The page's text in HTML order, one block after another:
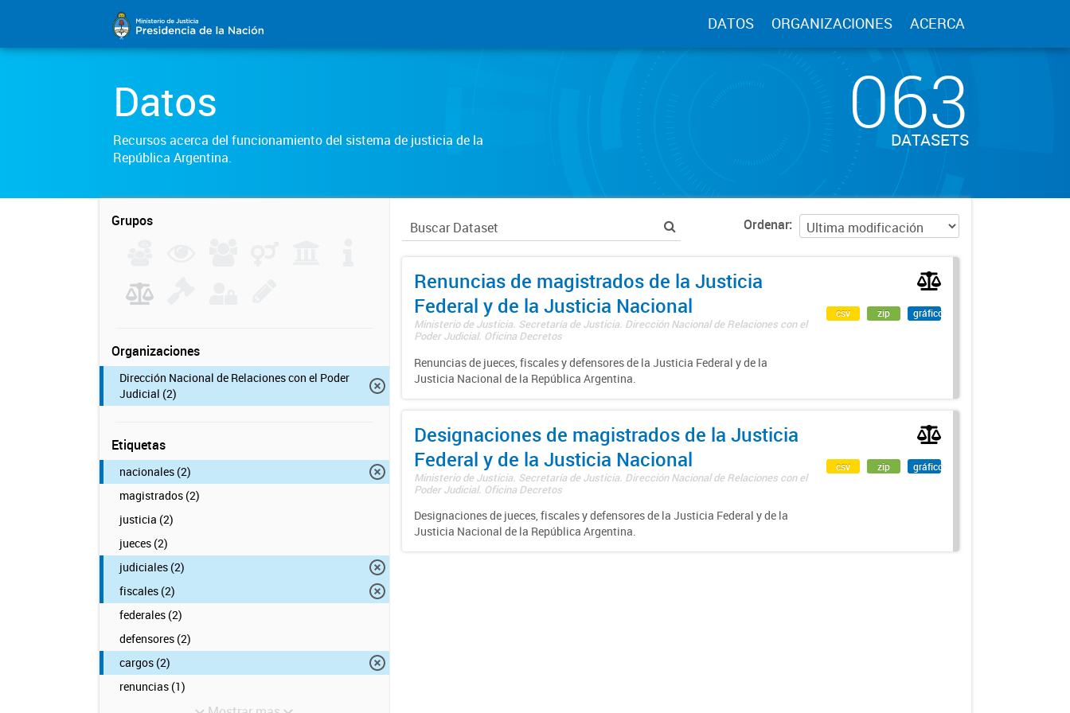
DATOS ORGANIZACIONES ACERCA
Datos
Recursos acerca del funcionamiento del sistema de justicia de la
República Argentina.
063
DATASETS
Grupos
Organizaciones
Dirección Nacional de Relaciones con el Poder
Judicial (2)
Etiquetas
nacionales (2)
magistrados (2)
justicia (2)
jueces (2)
judiciales (2)
fiscales (2)
federales (2)
defensores (2)
cargos (2)
renuncias (1)
Ordenar
Renuncias de magistrados de la Justicia
Federal y de la Justicia Nacional
Ministerio de Justicia. Secretaría de Justicia. Dirección Nacional de Relaciones con el
Poder Judicial. Oficina Decretos
Renuncias de jueces, fiscales y defensores de la Justicia Federal y de la
Justicia Nacional de la República Argentina.
csv zip gráfico
Designaciones de magistrados de la Justicia
Federal y de la Justicia Nacional
Ministerio de Justicia. Secretaría de Justicia. Dirección Nacional de Relaciones con el
Poder Judicial. Oficina Decretos
Designaciones de jueces, fiscales y defensores de la Justicia Federal y de la
Justicia Nacional de la República Argentina.
csv zip gráfico